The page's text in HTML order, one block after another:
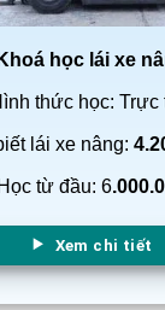
Khoá học lái xe
thức học: Trực
lái xe nâng:
Học từ đầu: 6
Xem chi tiết